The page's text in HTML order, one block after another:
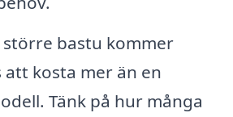
större bastu kommer
kosta mer än en
Tänk på hur många